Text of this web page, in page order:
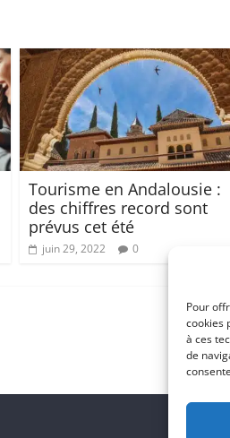
Pour
cookies
à ces
de
Tourisme en Andalousie :
des chiffres record sont
prévus cet été
juin 29, 2022 0